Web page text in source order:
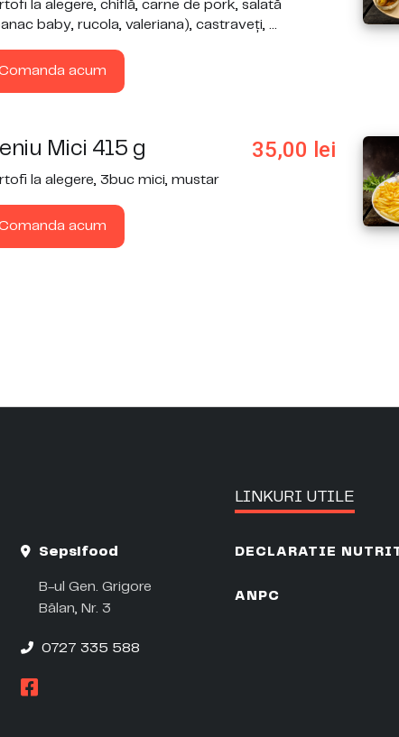
la alegere, chiflă, carne de pork, salată
baby, rucola, valeriana), castraveți, ...
acum
Mici 415 g 35,00 lei
la alegere, 3buc mici, mustar
acum
Sepsifood
B-ul Gen. Grigore
Bălan, Nr. 3
0727 335 588
LINKURI UTILE
DECLARATIE
ANPC